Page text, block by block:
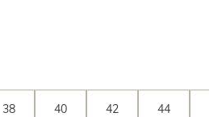
38 40 42 44